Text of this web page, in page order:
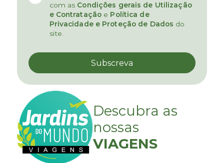
com as Condições gerais de Utilização
e Contratação e Política de
Privacidade e Proteção de Dados do
site.
Descubra as
nossas
VIAGENS